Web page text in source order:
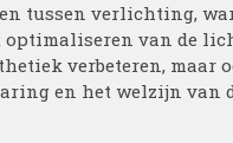
tussen verlichting,
optimaliseren van de
verbeteren, maar
en het welzijn van